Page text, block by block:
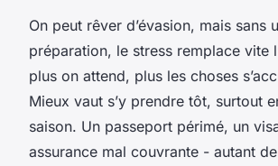
On peut rêver d’évasion, mais sans
préparation, le stress remplace vite
plus on attend, plus les choses
Mieux vaut s’y prendre tôt, surtout
saison. Un passeport périmé, un
assurance mal couvrante - autant